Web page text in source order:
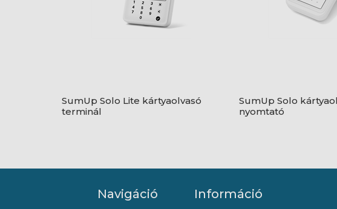
SumUp Solo Lite kártyaolvasó
terminál
SumUp Solo
nyomtató
Navigáció Információ